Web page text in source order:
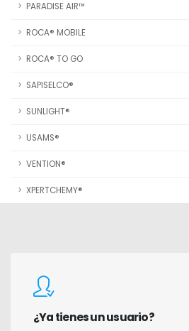
PARADISE AIR™
ROCA® MOBILE
ROCA® TO GO
SAPISELCO®
SUNLIGHT®
USAMS®
VENTION®
XPERTCHEMY®
¿Ya tienes un usuario?